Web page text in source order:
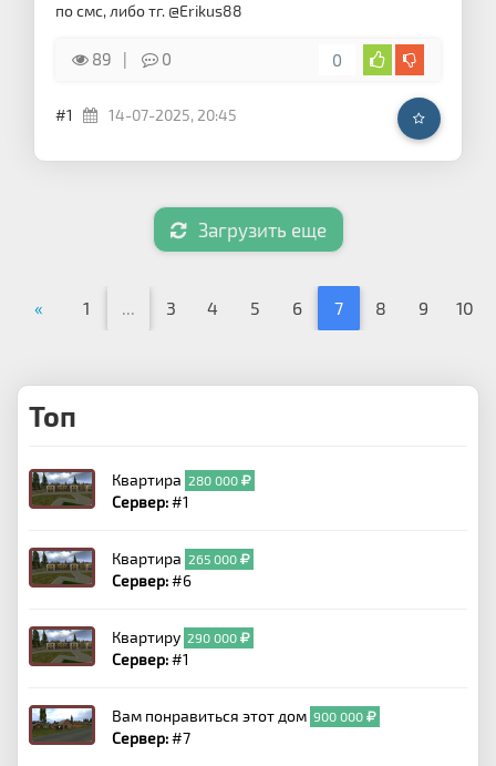
по смс, либо тг. @Erikus88
89 0 0
#1 14-07-2025, 20:45
Загрузить еще
« 1 ... 3 4 5 6 7 8 9 10
Топ
Квартира 280 000
Сервер:#1
Квартира 265 000
Сервер:#6
Квартиру 290 000
Сервер:#1
Вам понравиться этот дом 900 000
Сервер:#7